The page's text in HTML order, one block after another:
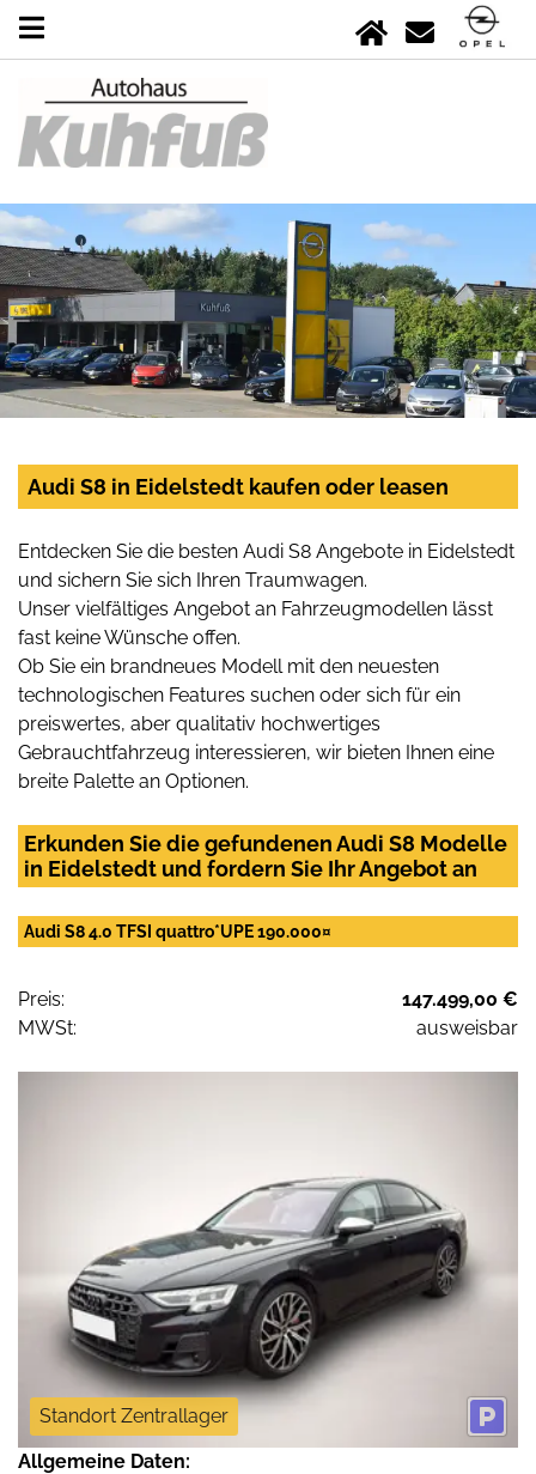
Audi S8 in Eidelstedt kaufen oder leasen
Entdecken Sie die besten Audi S8 Angebote in Eidelstedt
und sichern Sie sich Ihren Traumwagen.
Unser vielfältiges Angebot an Fahrzeugmodellen lässt
fast keine Wünsche offen.
Ob Sie ein brandneues Modell mit den neuesten
technologischen Features suchen oder sich für ein
preiswertes, aber qualitativ hochwertiges
Gebrauchtfahrzeug interessieren, wir bieten Ihnen eine
breite Palette an Optionen.
Erkunden Sie die gefundenen Audi S8 Modelle
in Eidelstedt und fordern Sie Ihr Angebot an
Audi S8 4.0 TFSI quattro*UPE 190.000¤
Preis:
147.499,00 €
MWSt:
ausweisbar
Standort Zentrallager
Allgemeine Daten: